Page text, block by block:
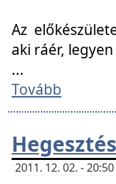
Az
aki ráér,
...
Tovább
2011. 12. 02. -